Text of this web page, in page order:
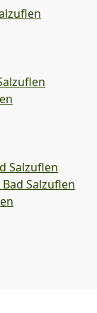
Salzuflen
Salzuflen